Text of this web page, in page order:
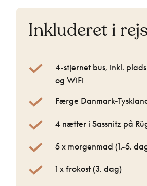
Inkluderet i
4-stjernet bus, inkl.
og WiFi
Færge Danmark-
4 nætter i Sassnitz på
5 x morgenmad (1.-5.
1 x frokost (3. dag)